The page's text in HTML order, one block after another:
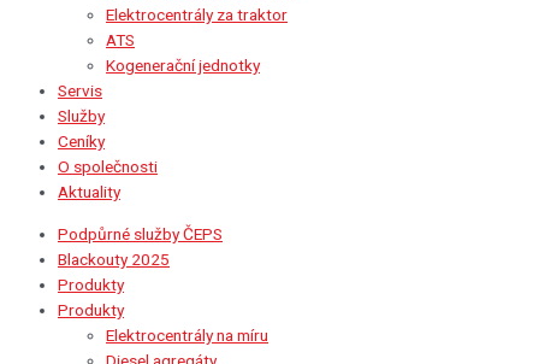
Elektrocentrály za traktor
ATS
Kogenerační jednotky
Servis
Služby
Ceníky
O společnosti
Aktuality
Podpůrné služby ČEPS
Blackouty 2025
Produkty
Produkty
Elektrocentrály na míru
Diesel agregáty